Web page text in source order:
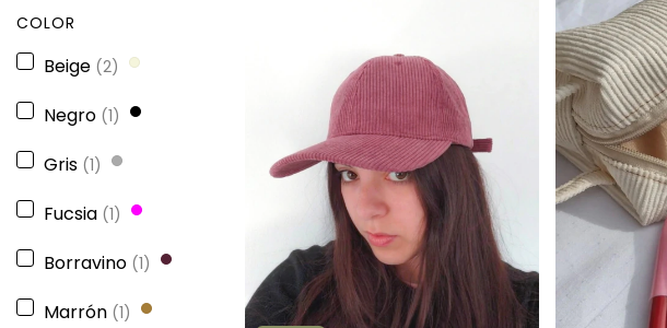
COLOR
Beige (2)
Negro (1)
Gris (1)
Fucsia (1)
Borravino (1)
Marrón (1)